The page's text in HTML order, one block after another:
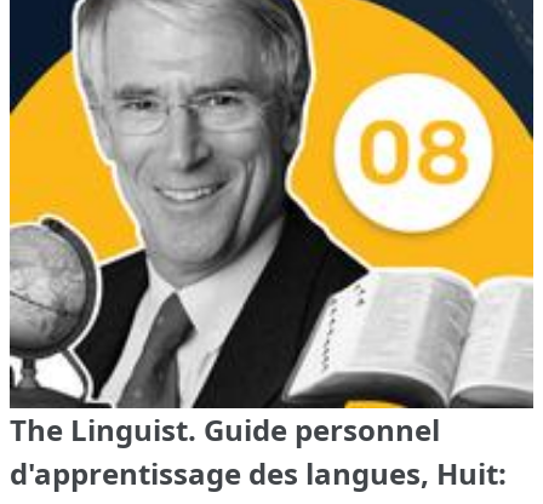
The Linguist. Guide personnel
d'apprentissage des langues, Huit: